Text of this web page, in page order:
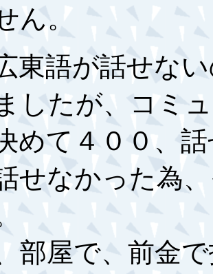
ん。
東語が話せな
したが、コミ
めて４００、
せなかった為
部屋で、前金